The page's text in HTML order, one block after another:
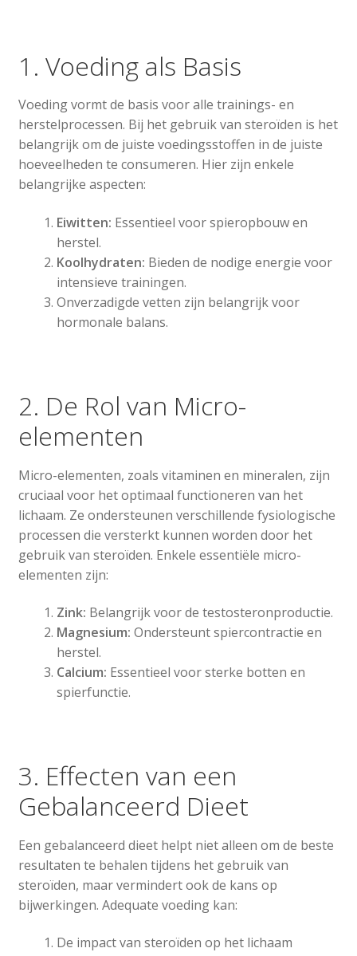
1. Voeding als Basis
Voeding vormt de basis voor alle trainings- en
herstelprocessen. Bij het gebruik van steroïden is het
belangrijk om de juiste voedingsstoffen in de juiste
hoeveelheden te consumeren. Hier zijn enkele
belangrijke aspecten:
Eiwitten: Essentieel voor spieropbouw en
herstel.
Koolhydraten: Bieden de nodige energie voor
intensieve trainingen.
Onverzadigde vetten zijn belangrijk voor
hormonale balans.
2. De Rol van Micro-
elementen
Micro-elementen, zoals vitaminen en mineralen, zijn
cruciaal voor het optimaal functioneren van het
lichaam. Ze ondersteunen verschillende fysiologische
processen die versterkt kunnen worden door het
gebruik van steroïden. Enkele essentiële micro-
elementen zijn:
Zink: Belangrijk voor de testosteronproductie.
Magnesium: Ondersteunt spiercontractie en
herstel.
Calcium: Essentieel voor sterke botten en
spierfunctie.
3. Effecten van een
Gebalanceerd Dieet
Een gebalanceerd dieet helpt niet alleen om de beste
resultaten te behalen tijdens het gebruik van
steroïden, maar vermindert ook de kans op
bijwerkingen. Adequate voeding kan:
De impact van steroïden op het lichaam